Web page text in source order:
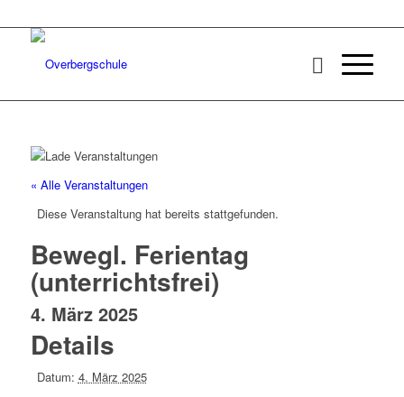
« Alle Veranstaltungen
Diese Veranstaltung hat bereits stattgefunden.
Bewegl. Ferientag
(unterrichtsfrei)
4. März 2025
Details
Datum: 4. März 2025